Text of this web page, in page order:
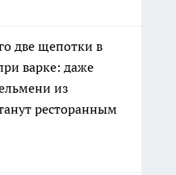
две щепотки в
варке: даже
из
ресторанным